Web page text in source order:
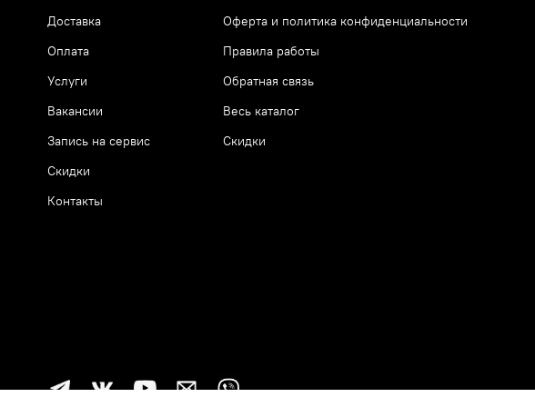
Доставка
Оплата
Услуги
Вакансии
Запись на сервис
Скидки
Контакты
Оферта и политика конфиденциальности
Правила работы
Обратная связь
Весь каталог
Скидки